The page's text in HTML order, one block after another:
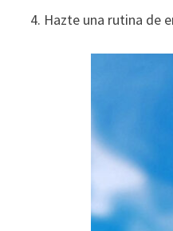
4. Hazte una rutina de